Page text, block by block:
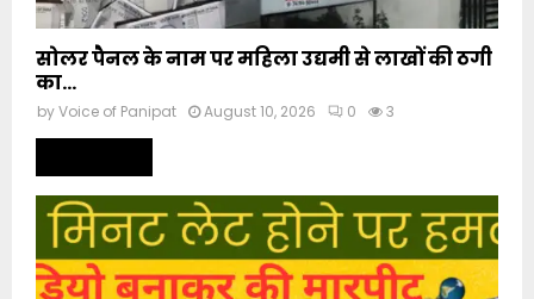
सोलर पैनल के नाम पर महिला उद्यमी से लाखों की ठगी
का...
byVoice of Panipat August 10, 2026 0 3